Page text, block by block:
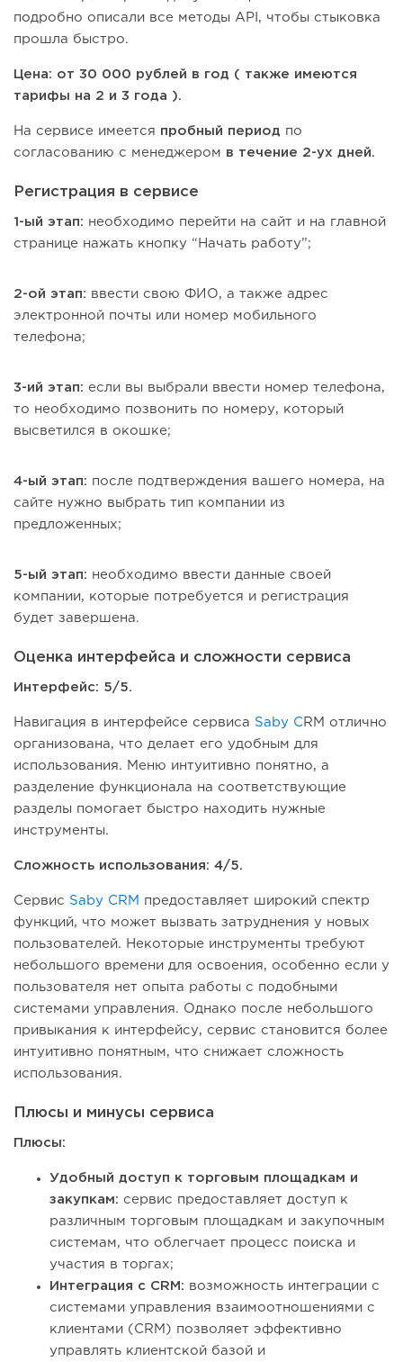
подробно описали все методы API, чтобы стыковка
прошла быстро.
Цена: от 30 000 рублей в год ( также имеются
тарифы на 2 и 3 года ).
На сервисе имеется пробный период по
согласованию с менеджером в течение 2-ух дней.
Регистрация в сервисе
1-ый этап: необходимо перейти на сайт и на главной
странице нажать кнопку “Начать работу”;
2-ой этап: ввести свою ФИО, а также адрес
электронной почты или номер мобильного
телефона;
3-ий этап: если вы выбрали ввести номер телефона,
то необходимо позвонить по номеру, который
высветился в окошке;
4-ый этап: после подтверждения вашего номера, на
сайте нужно выбрать тип компании из
предложенных;
5-ый этап: необходимо ввести данные своей
компании, которые потребуется и регистрация
будет завершена.
Оценка интерфейса и сложности сервиса
Интерфейс: 5/5.
Навигация в интерфейсе сервиса Saby CRM отлично
организована, что делает его удобным для
использования. Меню интуитивно понятно, а
разделение функционала на соответствующие
разделы помогает быстро находить нужные
инструменты.
Сложность использования: 4/5.
Сервис Saby CRM
предоставляет широкий спектр
функций, что может вызвать затруднения у новых
пользователей. Некоторые инструменты требуют
небольшого времени для освоения, особенно если у
пользователя нет опыта работы с подобными
системами управления. Однако после небольшого
привыкания к интерфейсу, сервис становится более
интуитивно понятным, что снижает сложность
использования.
Плюсы и минусы сервиса
Плюсы:
Удобный доступ к торговым площадкам и
закупкам: сервис предоставляет доступ к
различным торговым площадкам и закупочным
системам, что облегчает процесс поиска и
участия в торгах;
Интеграция с CRM: возможность интеграции с
системами управления взаимоотношениями с
клиентами (CRM) позволяет эффективно
управлять клиентской базой и